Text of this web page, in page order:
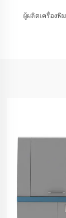
ผู้ผลิตเครื่องพิม